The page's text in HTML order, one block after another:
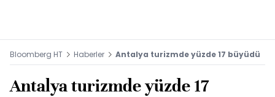
Bloomberg HT Haberler Antalya turizmde yüzde 17 büyüdü
Antalya turizmde yüzde 17